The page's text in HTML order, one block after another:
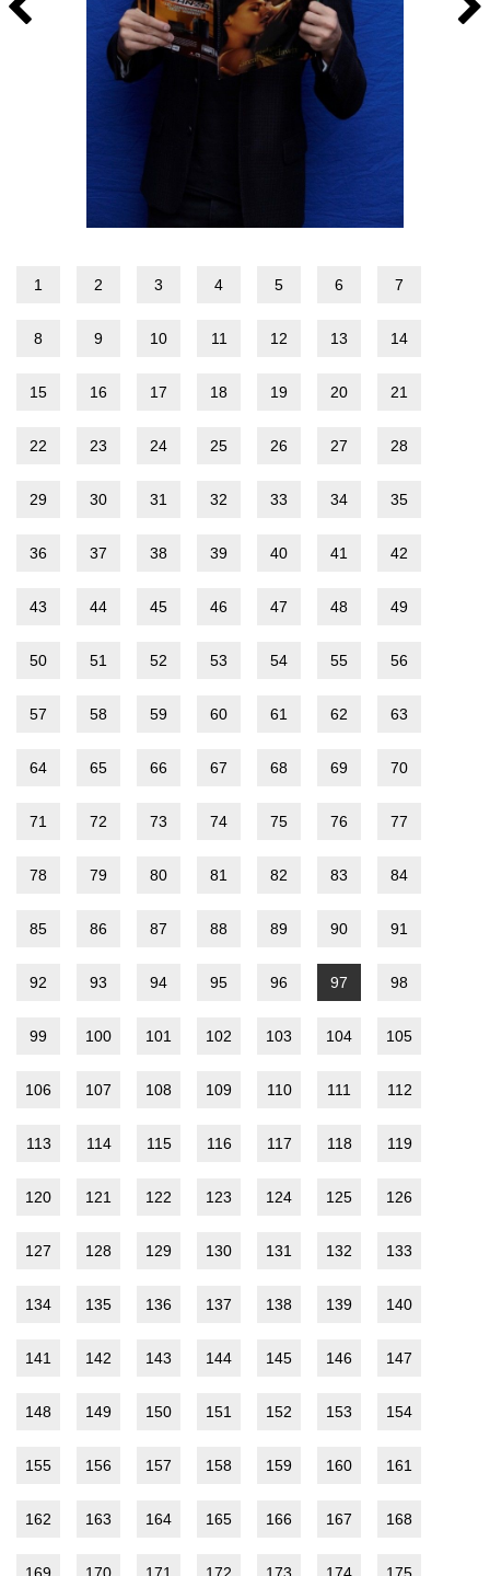
1 2 3 4 5 6 7
8 9 10 11 12 13 14
15 16 17 18 19 20 21
22 23 24 25 26 27 28
29 30 31 32 33 34 35
36 37 38 39 40 41 42
43 44 45 46 47 48 49
50 51 52 53 54 55 56
57 58 59 60 61 62 63
64 65 66 67 68 69 70
71 72 73 74 75 76 77
78 79 80 81 82 83 84
85 86 87 88 89 90 91
92 93 94 95 96 97 98
99 100 101 102 103 104 105
106 107 108 109 110 111 112
113 114 115 116 117 118 119
120 121 122 123 124 125 126
127 128 129 130 131 132 133
134 135 136 137 138 139 140
141 142 143 144 145 146 147
148 149 150 151 152 153 154
155 156 157 158 159 160 161
162 163 164 165 166 167 168